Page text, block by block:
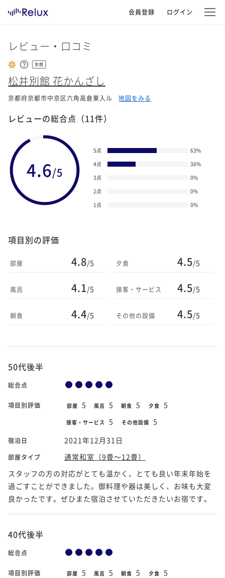
会員登録 ログイン
レビュー・口コミ
旅館
松井別館 花かんざし
京都府京都市中京区六角高倉東入ル 地図をみる
レビューの総合点 （11件）
4.6/5
5点 63%
4点
36%
3点
0%
2点
0%
1点
0%
項目別の評価
部屋 4.8/5
風呂 4.1/5
朝食 4.4/5
夕食 4.5/5
接客・サービス 4.5/5
その他の設備 4.5/5
50代後半
総合点
項目別評価 部屋 5 風呂 5 朝食 5 夕食 5
接客・サービス 5 その他設備 5
宿泊日 2021年12月31日
部屋タイプ
通常和室（9畳～12畳）
スタッフの方の対応がとても温かく、とても良い年末年始を
過ごすことができました。御料理や器は美しく、お味も大変
良かったです。ぜひまた宿泊させていただきたいお宿です。
40代後半
総合点
項目別評価 部屋 5 風呂 5 朝食 5 夕食 5